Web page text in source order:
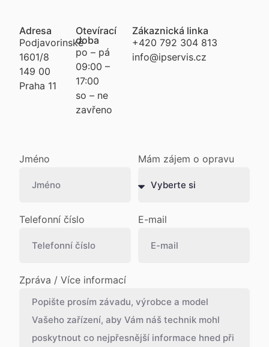
Adresa
Podjavorinské
1601/8
149 00
Praha 11
Otevírací
doba
po – pá
09:00 –
17:00
so – ne
zavřeno
Zákaznická linka
+420 792 304 813
info@ipservis.cz
Jméno Mám zájem o opravu
Telefonní číslo E-mail
Zpráva / Více informací